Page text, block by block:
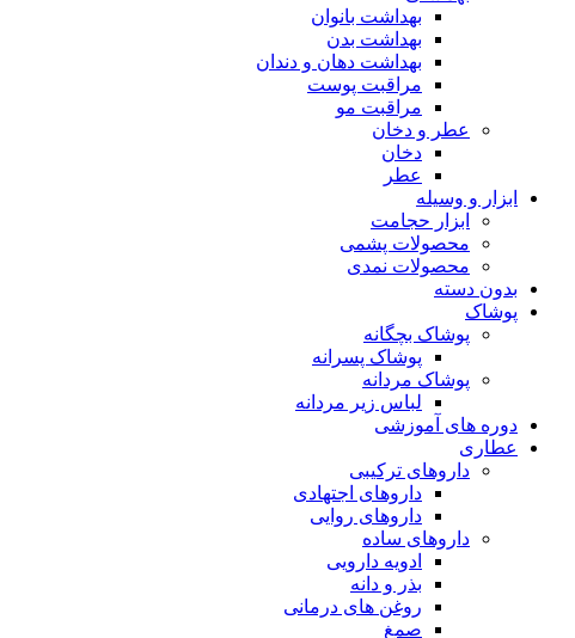
بهداشت بانوان
بهداشت بدن
بهداشت دهان و دندان
مراقبت پوست
مراقبت مو
عطر و دخان
دخان
عطر
ابزار و وسیله
ابزار حجامت
محصولات پشمی
محصولات نمدی
بدون دسته
پوشاک
پوشاک بچگانه
پوشاک پسرانه
پوشاک مردانه
لباس زیر مردانه
دوره های آموزشی
عطاری
داروهای ترکیبی
داروهای اجتهادی
داروهای روایی
داروهای ساده
ادویه دارویی
بذر و دانه
روغن های درمانی
صمغ